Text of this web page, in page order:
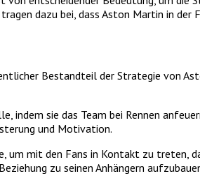
dazu bei, dass Aston Martin in der
Bestandteil der Strategie von
indem sie das Team bei Rennen
und Motivation.
um mit den Fans in Kontakt zu treten,
zu seinen Anhängern